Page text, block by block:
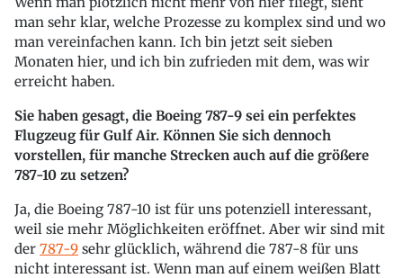
man sehr klar, welche Prozesse zu komplex sind und wo
man vereinfachen kann. Ich bin jetzt seit sieben
Monaten hier, und ich bin zufrieden mit dem, was wir
erreicht haben.
Sie haben gesagt, die Boeing 787-9 sei ein perfektes
Flugzeug für Gulf Air. Können Sie sich dennoch
vorstellen, für manche Strecken auch auf die größere
787-10 zu setzen?
Ja, die Boeing 787-10 ist für uns potenziell interessant,
weil sie mehr Möglichkeiten eröffnet. Aber wir sind mit
der 787-9 sehr glücklich, während die 787-8 für uns
nicht interessant ist. Wenn man auf einem weißen Blatt